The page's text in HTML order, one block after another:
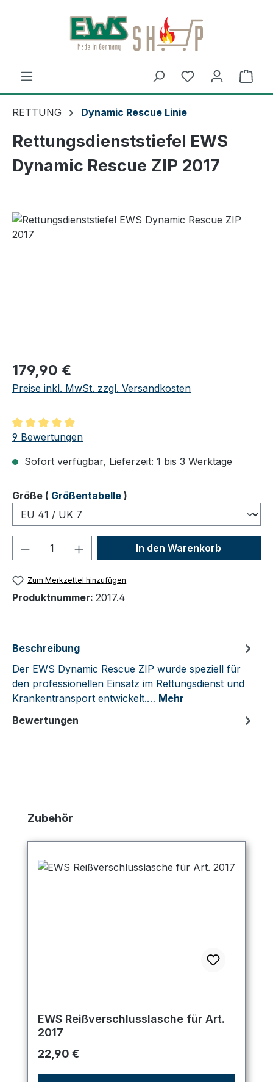
Zum Hauptinhalt springen
RETTUNG Dynamic Rescue Linie
Rettungsdienststiefel EWS
Dynamic Rescue ZIP 2017
Regulärer Preis:
179,90 €
Preise inkl. MwSt. zzgl. Versandkosten
Durchschnittliche Bewertung von 4.89 von 5 Sternen
9 Bewertungen
Sofort verfügbar, Lieferzeit: 1 bis 3 Werktage
Größeauswählen
( Größentabelle )
Produkt Anzahl: Gib denIn den Warenkorb
Zum Merkzettel hinzufügen
Produktnummer: 2017.4
Beschreibung
Der EWS Dynamic Rescue ZIP wurde speziell für
den professionellen Einsatz im Rettungsdienst und
Krankentransport entwickelt.… Mehr
Bewertungen
Produktgalerie überspringen
Zubehör
EWS Reißverschlusslasche für Art.
2017
Regulärer Preis:
22,90 €